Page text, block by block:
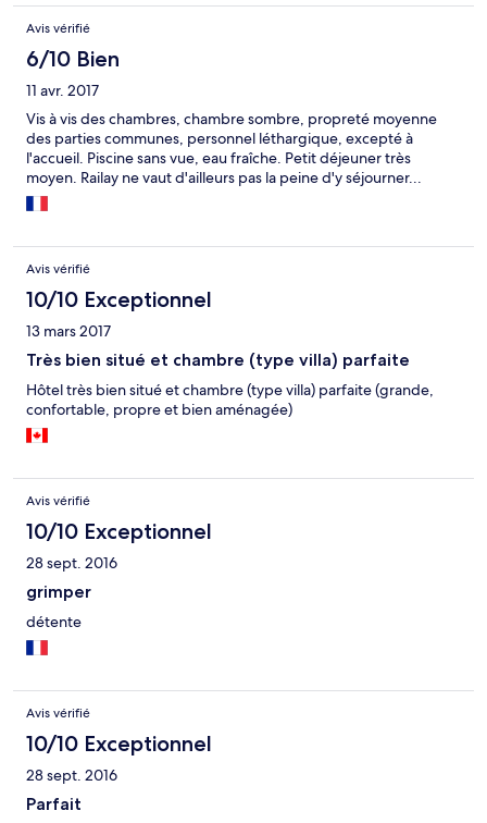
Avis vérifié
6/10 Bien
11 avr. 2017
Vis à vis des chambres, chambre sombre, propreté moyenne
des parties communes, personnel léthargique, excepté à
l'accueil. Piscine sans vue, eau fraîche. Petit déjeuner très
moyen. Railay ne vaut d'ailleurs pas la peine d'y séjourner...
Avis vérifié
10/10 Exceptionnel
13 mars 2017
Très bien situé et chambre (type villa) parfaite
Hôtel très bien situé et chambre (type villa) parfaite (grande,
confortable, propre et bien aménagée)
Avis vérifié
10/10 Exceptionnel
28 sept. 2016
grimper
détente
Avis vérifié
10/10 Exceptionnel
28 sept. 2016
Parfait